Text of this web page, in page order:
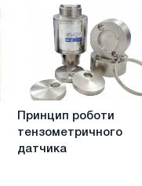
transition:
TWINING
leads
the
way
Europe
Принцип
роботи
тензометричного
датчика
Принцип роботи
тензометричного
датчика